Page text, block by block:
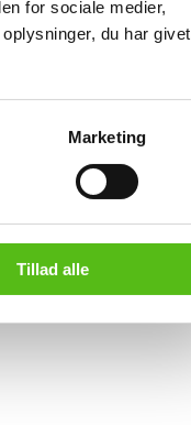
for sociale medier,
du har givet
Marketing
Tillad alle